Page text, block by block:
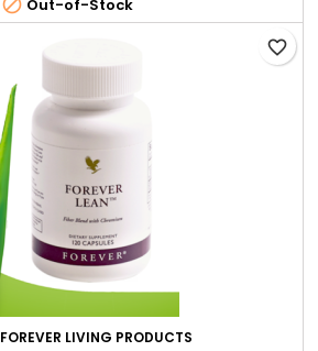
 Out-of-Stock
FOREVER LIVING PRODUCTS
favorite_border